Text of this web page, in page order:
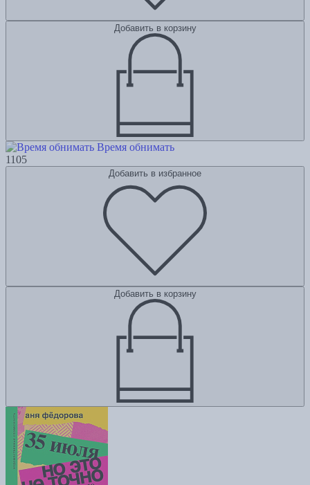
Добавить в корзину
Время обнимать
1105
Добавить в избранное
Добавить в корзину